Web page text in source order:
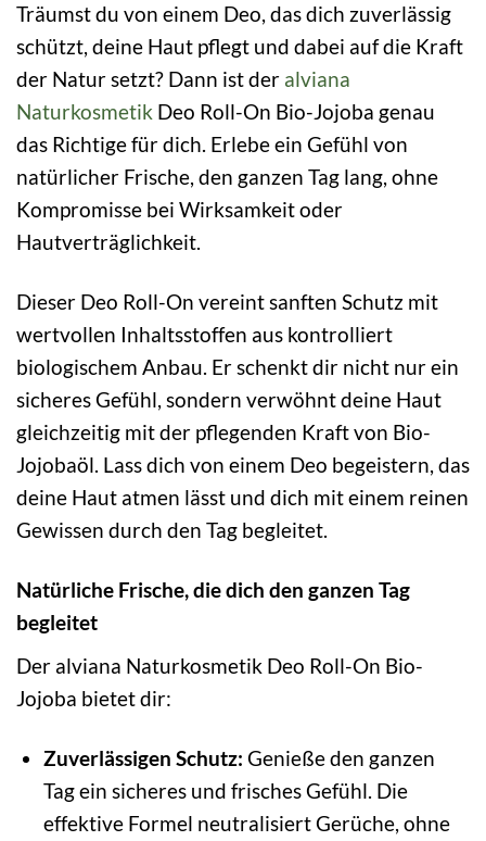
Träumst du von einem Deo, das dich zuverlässig
schützt, deine Haut pflegt und dabei auf die Kraft
der Natur setzt? Dann ist der alviana
Naturkosmetik Deo Roll-On Bio-Jojoba genau
das Richtige für dich. Erlebe ein Gefühl von
natürlicher Frische, den ganzen Tag lang, ohne
Kompromisse bei Wirksamkeit oder
Hautverträglichkeit.
Dieser Deo Roll-On vereint sanften Schutz mit
wertvollen Inhaltsstoffen aus kontrolliert
biologischem Anbau. Er schenkt dir nicht nur ein
sicheres Gefühl, sondern verwöhnt deine Haut
gleichzeitig mit der pflegenden Kraft von Bio-
Jojobaöl. Lass dich von einem Deo begeistern, das
deine Haut atmen lässt und dich mit einem reinen
Gewissen durch den Tag begleitet.
Natürliche Frische, die dich den ganzen Tag
begleitet
Der alviana Naturkosmetik Deo Roll-On Bio-
Jojoba bietet dir:
Zuverlässigen Schutz: Genieße den ganzen
Tag ein sicheres und frisches Gefühl. Die
effektive Formel neutralisiert Gerüche, ohne